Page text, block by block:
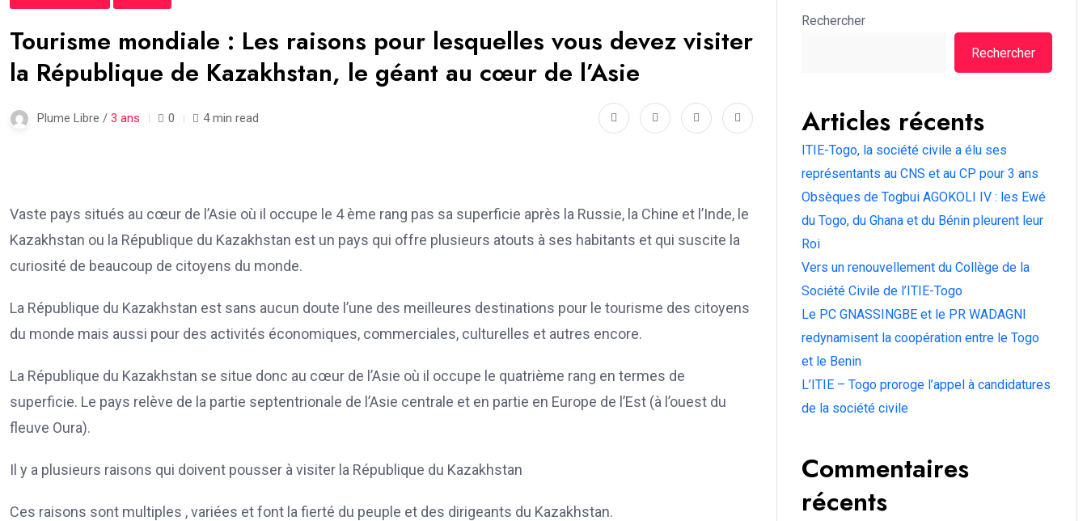
Tourisme mondiale : Les raisons pour lesquelles vous devez visiter
la République de Kazakhstan, le géant au cœur de l’Asie
Plume Libre / 3 ans 0 4 min read
Vaste pays situés au cœur de l’Asie où il occupe le 4 ème rang pas sa superficie après la Russie, la Chine et l’Inde, le
Kazakhstan ou la République du Kazakhstan est un pays qui offre plusieurs atouts à ses habitants et qui suscite la
curiosité de beaucoup de citoyens du monde.
La République du Kazakhstan est sans aucun doute l’une des meilleures destinations pour le tourisme des citoyens
du monde mais aussi pour des activités économiques, commerciales, culturelles et autres encore.
La République du Kazakhstan se situe donc au cœur de l’Asie où il occupe le quatrième rang en termes de
superficie. Le pays relève de la partie septentrionale de l’Asie centrale et en partie en Europe de l’Est (à l’ouest du
fleuve Oura).
Il y a plusieurs raisons qui doivent pousser à visiter la République du Kazakhstan
Ces raisons sont multiples , variées et font la fierté du peuple et des dirigeants du Kazakhstan.
Rechercher
Rechercher
Articles récents
ITIE-Togo, la société civile a élu ses
représentants au CNS et au CP pour 3 ans
Obsèques de Togbui AGOKOLI IV : les Ewé
du Togo, du Ghana et du Bénin pleurent leur
Roi
Vers un renouvellement du Collège de la
Société Civile de l’ITIE-Togo
Le PC GNASSINGBE et le PR WADAGNI
redynamisent la coopération entre le Togo
et le Benin
L’ITIE – Togo proroge l’appel à candidatures
de la société civile
Commentaires
récents